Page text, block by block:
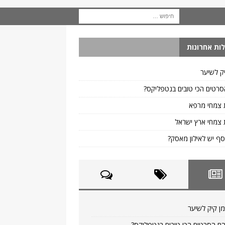
אחרונות
לשיער
הכי טובים בנטפליקס?
צמחי מרפא
צמחי ארץ ישראל
יש לאילון מאסק?
קיק לשיער